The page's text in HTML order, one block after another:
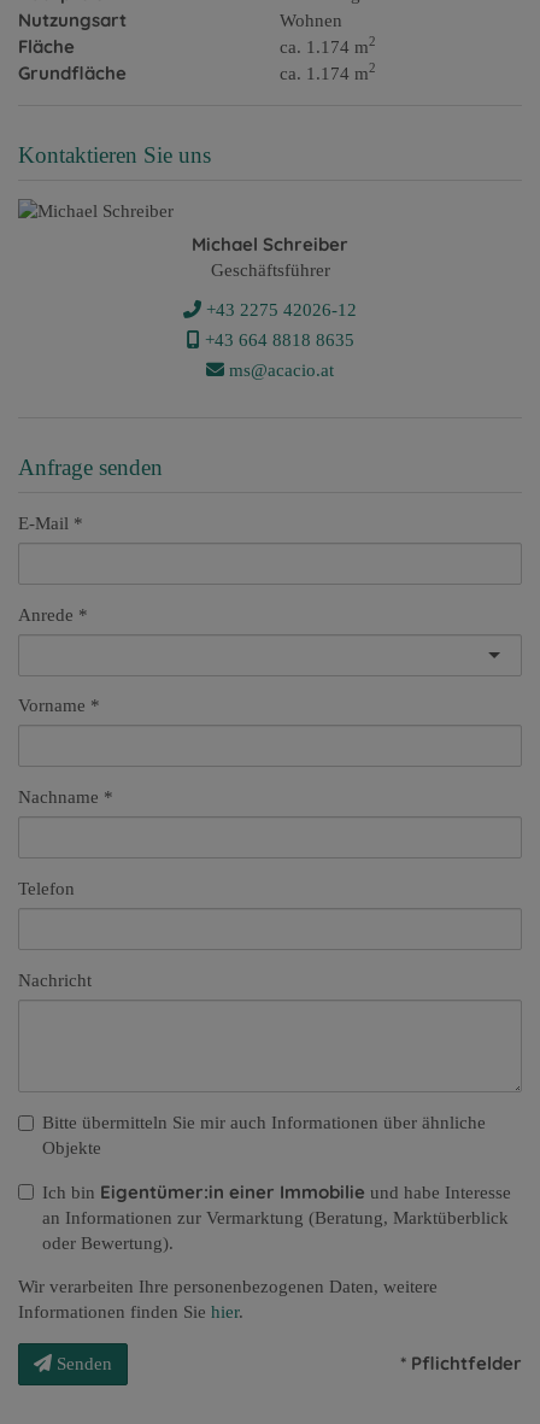
Nutzungsart Wohnen
Fläche ca. 1.174 m2
Grundfläche ca. 1.174 m2
Kontaktieren Sie uns
Michael Schreiber
Geschäftsführer
+43 2275 42026-12
+43 ​664 8818 8635
ms@acacio.at
Anfrage senden
E-Mail
Anrede
Vorname
Nachname
Telefon
Nachricht
Bitte übermitteln Sie mir auch Informationen über ähnliche
Objekte
Ich bin Eigentümer:in einer Immobilie und habe Interesse
an Informationen zur Vermarktung (Beratung, Marktüberblick
oder Bewertung).
Wir verarbeiten Ihre personenbezogenen Daten, weitere
Informationen finden Sie hier.
Senden * Pflichtfelder